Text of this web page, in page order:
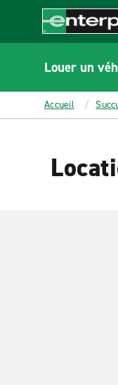
CONTENT
Enterprise
Louer un
Accueil